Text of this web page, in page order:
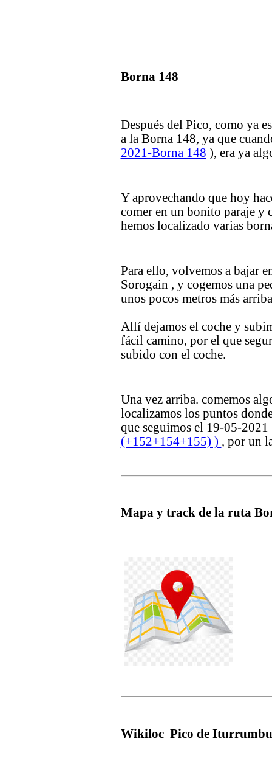
Borna 148
Después del Pico, como ya
a la Borna 148, ya que
2021-Borna 148 ), era ya
Y aprovechando que hoy
comer en un bonito paraje y
hemos localizado varias
Para ello, volvemos a bajar
Sorogain , y cogemos una
unos pocos metros más
Allí dejamos el coche y
fácil camino, por el que
subido con el coche.
Una vez arriba. comemos
localizamos los puntos
que seguimos el 19-05-
(+152+154+155) ) , por un
Mapa y track de la ruta
Wikiloc Pico de